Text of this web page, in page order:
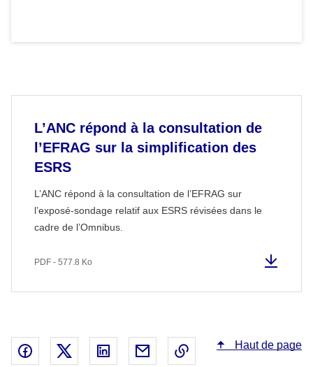
L’ANC répond à la consultation de
l’EFRAG sur la simplification des
ESRS
L’ANC répond à la consultation de l’EFRAG sur
l’exposé-sondage relatif aux ESRS révisées dans le
cadre de l’Omnibus.
PDF - 577.8 Ko
Partager sur Facebook - nouvelle fenêtre
Partager sur X - nouvelle fenêtre
Partager sur Linked In - nouvelle
Partager par email - nouvelle
Copier le lien dans le
Haut de page